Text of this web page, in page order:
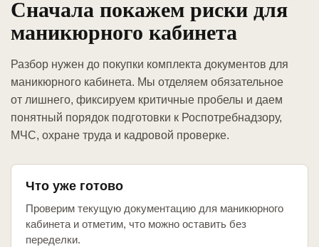
Сначала покажем риски для
маникюрного кабинета
Разбор нужен до покупки комплекта документов для
маникюрного кабинета. Мы отделяем обязательное
от лишнего, фиксируем критичные пробелы и даем
понятный порядок подготовки к Роспотребнадзору,
МЧС, охране труда и кадровой проверке.
Что уже готово
Проверим текущую документацию для маникюрного
кабинета и отметим, что можно оставить без
переделки.